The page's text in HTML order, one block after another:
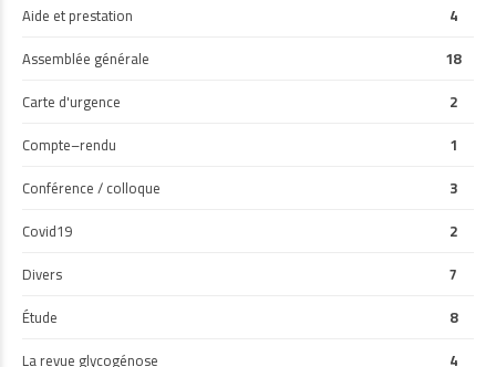
Aide et prestation
4
Assemblée générale
18
Carte d'urgence
2
Compte–rendu
1
Conférence / colloque
3
Covid19
2
Divers
7
Étude
8
La revue glycogénose
4